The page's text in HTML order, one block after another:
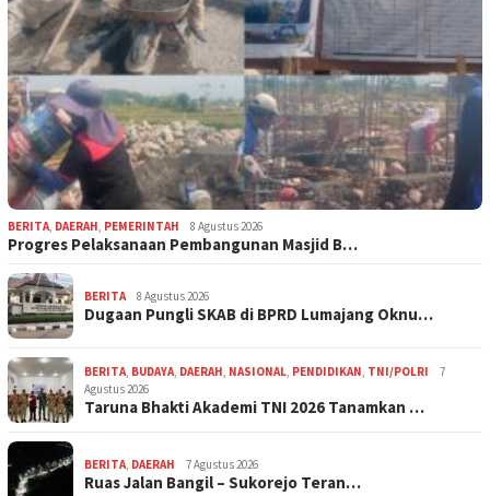
BERITA DAERAH PEMERINTAH 8 Agustus 2026
Progres Pelaksanaan Pembangunan Masjid B…
BERITA 8 Agustus 2026
Dugaan Pungli SKAB di BPRD Lumajang Oknu…
BERITA BUDAYA DAERAH NASIONAL PENDIDIKAN TNI/POLRI
7
Agustus 2026
Taruna Bhakti Akademi TNI 2026 Tanamkan …
BERITA DAERAH 7 Agustus 2026
Ruas Jalan Bangil – Sukorejo Teran…